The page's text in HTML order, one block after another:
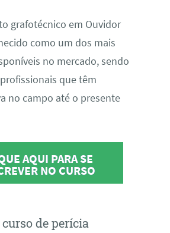
grafotécnico em Ouvidor
como um dos mais
no mercado, sendo
que têm
no campo até o presente
AQUI PARA SE
NO CURSO
de perícia